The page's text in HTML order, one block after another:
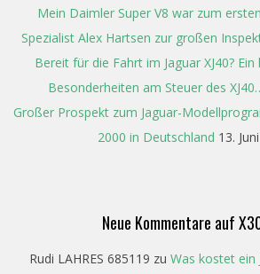
Mein Daimler Super V8 war zum
Spezialist Alex Hartsen zur großen
Bereit für die Fahrt im Jaguar XJ40?
Besonderheiten am Steuer des
Großer Prospekt zum Jaguar-
2000 in Deutschland 13.
Neue Kommentare auf
Rudi LAHRES 685119 zu Was kostet ein